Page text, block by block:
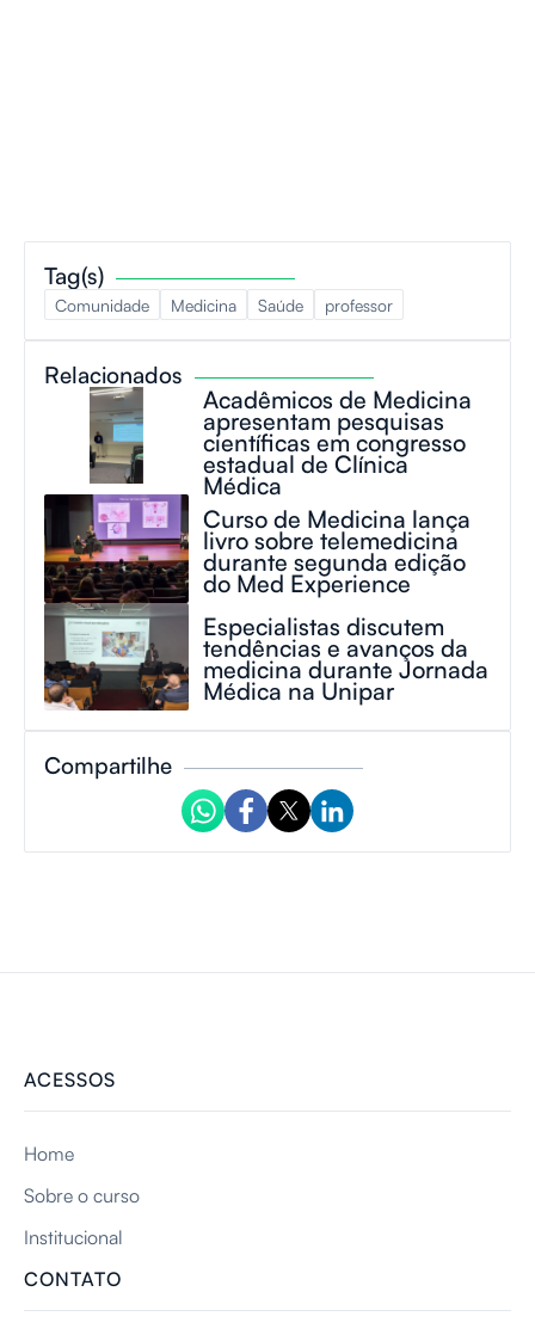
Compartilhe
Relacionados
Acadêmicos de Medicina
apresentam pesquisas
científicas em congresso
estadual de Clínica
Médica
Curso de Medicina lança
livro sobre telemedicina
durante segunda edição
do Med Experience
Especialistas discutem
tendências e avanços da
medicina durante Jornada
Médica na Unipar
Tag(s)
Comunidade Medicina Saúde professor
ACESSOS
Home
Sobre o curso
Institucional
CONTATO